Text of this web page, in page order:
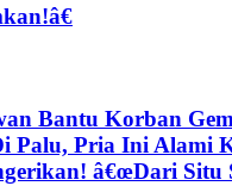
Bantu Korban
Palu, Pria Ini Alami
â€œDari Situ